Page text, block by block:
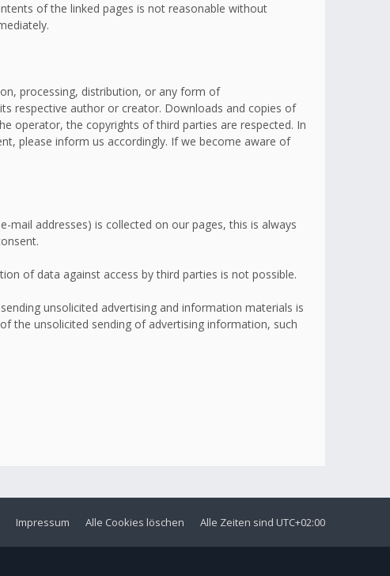
of the linked pages is not reasonable without
processing, distribution, or any form of
respective author or creator. Downloads and copies of
operator, the copyrights of third parties are respected. In
please inform us accordingly. If we become aware of
mail addresses) is collected on our pages, this is always
of data against access by third parties is not possible.
unsolicited advertising and information materials is
the unsolicited sending of advertising information, such
Alle Zeiten sind UTC+02:00
Alle Cookies löschen
Impressum